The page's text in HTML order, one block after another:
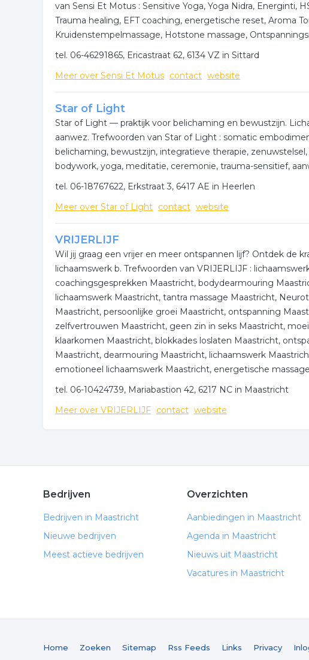
van Sensi Et Motus : Sensitive Yoga, Yoga Nidra, Energinti,
Trauma healing, EFT coaching, energetische reset, Aroma
Kruidenstempelmassage, Hotstone massage,
tel. 06-46291865, Ericastraat 62, 6134 VZ in Sittard
Meer over Sensi Et Motus contact website
Star of Light
Star of Light — praktijk voor belichaming en bewustzijn.
aanwez. Trefwoorden van Star of Light : somatic
belichaming, bewustzijn, integratieve therapie,
bodywork, yoga, meditatie, ceremonie, trauma-sensitief,
tel. 06-18767622, Erkstraat 3, 6417 AE in Heerlen
Meer over Star of Light contact website
VRIJERLIJF
Wil jij graag een vrijer en meer ontspannen lijf? Ontdek de
lichaamswerk b. Trefwoorden van VRIJERLIJF :
coachingsgesprekken Maastricht, bodydearmouring
lichaamswerk Maastricht, tantra massage Maastricht,
Maastricht, persoonlijke groei Maastricht, ontspanning
zelfvertrouwen Maastricht, geen zin in seks Maastricht,
klaarkomen Maastricht, blokkades loslaten Maastricht,
Maastricht, dearmouring Maastricht, lichaamswerk
emotioneel lichaamswerk Maastricht, energetische
tel. 06-10424739, Mariabastion 42, 6217 NC in Maastricht
Meer over VRIJERLIJF contact website
Bedrijven
Bedrijven in Maastricht
Nieuwe bedrijven
Meest actieve bedrijven
Overzichten
Aanbiedingen in Maastricht
Agenda in Maastricht
Nieuws uit Maastricht
Vacatures in Maastricht
Home Zoeken Sitemap Rss Feeds Links Privacy